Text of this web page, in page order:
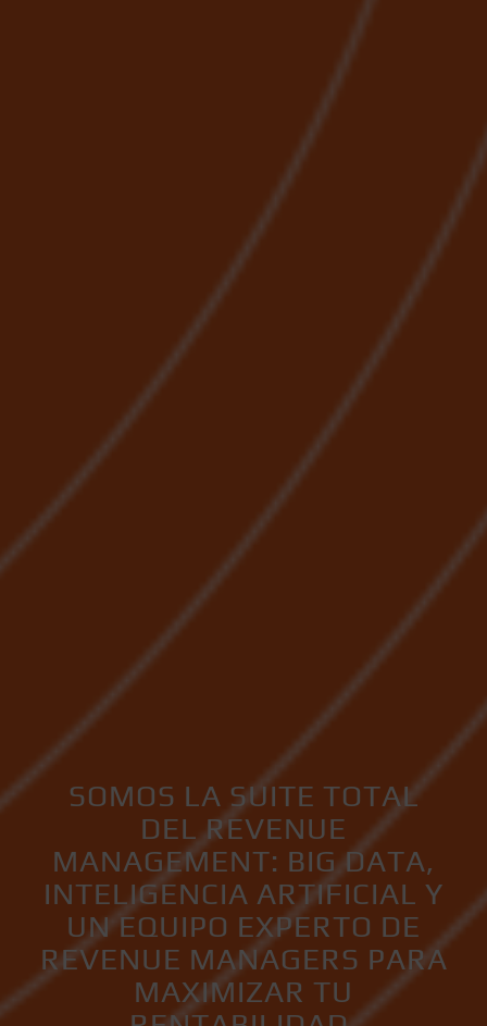
SOMOS LA SUITE TOTAL
DEL REVENUE
MANAGEMENT: BIG DATA,
INTELIGENCIA ARTIFICIAL Y
UN EQUIPO EXPERTO DE
REVENUE MANAGERS PARA
MAXIMIZAR TU